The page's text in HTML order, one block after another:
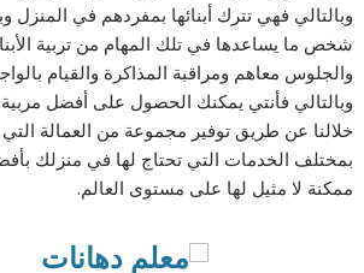
وبالتالي فهي تترك أبنائها بمفردهم في المنزل
شخص ما يساعدها في تلك المهام من تربية
والجلوس معاهم ومراقبة المذاكرة والقيام
وبالتالي فأنتي يمكنك الحصول على أفضل
خلالنا عن طريق توفير مجموعة من العمالة التي
بمختلف الخدمات التي تحتاج لها في منزلك
ممكنة لا مثيل لها على مستوى العالم.